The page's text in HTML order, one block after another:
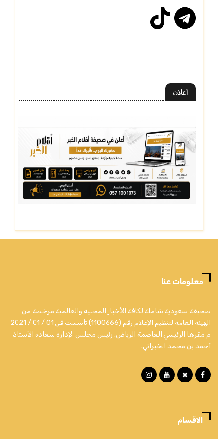
أعلان
معلومات عنا
صحيفة سعودية شاملة لكافة الأخبار المحلية والعالمية مرخصة من
الهيئة العامة لتنظيم الإعلام رقم (1100666) تأسست في 01 / 01 / 2021
م مقرها الرئيسي العاصمة الرياض. رئيس مجلس الإدارة سعادة الأستاذ
أحمد بن محمد الخبراني.
الاقسام